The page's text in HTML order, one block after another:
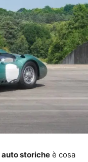
auto storiche è cosa